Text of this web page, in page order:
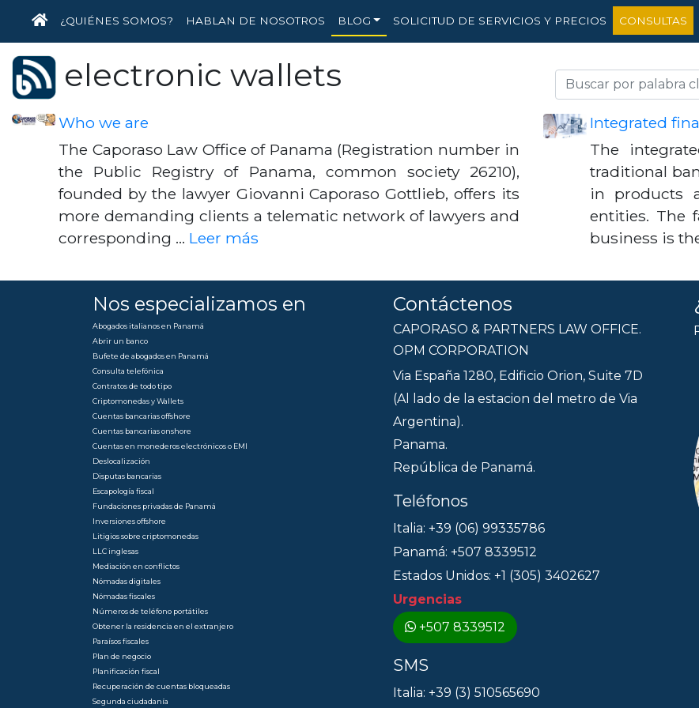
INICIO
¿QUIÉNES SOMOS? HABLAN DE NOSOTROS BLOG SOLICITUD DE SERVICIOS Y PRECIOS CONSULTAS
electronic wallets
Who we are
The Caporaso Law Office of Panama (Registration number in
the Public Registry of Panama, common society 26210),
founded by the lawyer Giovanni Caporaso Gottlieb, offers its
more demanding clients a telematic network of lawyers and
corresponding … Leer más
Integrated
The
traditional
in products
entities. The
business is
Nos especializamos en
Abogados italianos en Panamá
Abrir un banco
Bufete de abogados en Panamá
Consulta telefónica
Contratos de todo tipo
Criptomonedas y Wallets
Cuentas bancarias offshore
Cuentas bancarias onshore
Cuentas en monederos electrónicos o EMI
Deslocalización
Disputas bancarias
Escapología fiscal
Fundaciones privadas de Panamá
Inversiones offshore
Litigios sobre criptomonedas
LLC inglesas
Mediación en conflictos
Nómadas digitales
Nómadas fiscales
Números de teléfono portátiles
Obtener la residencia en el extranjero
Paraísos fiscales
Plan de negocio
Planificación fiscal
Recuperación de cuentas bloqueadas
Segunda ciudadanía
Contáctenos
CAPORASO & PARTNERS LAW OFFICE.
OPM CORPORATION
Via España 1280, Edificio Orion, Suite 7D
(Al lado de la estacion del metro de Via
Argentina).
Panama.
República de Panamá.
Teléfonos
Italia: +39 (06) 99335786
Panamá: +507 8339512
Estados Unidos: +1 (305) 3402627
Urgencias
+507 8339512
SMS
Italia: +39 (3) 510565690